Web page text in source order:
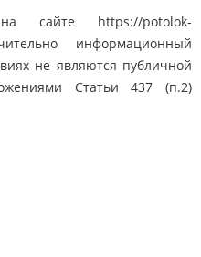
https://potolok-
информационный
не являются публичной
Статьи 437 (п.2)